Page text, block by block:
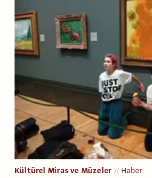
Kültürel Miras ve Müzeler Haber